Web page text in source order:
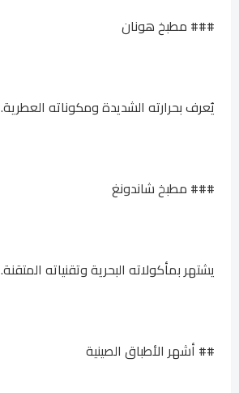
### مطبخ هونان
يُعرف بحرارته الشديدة ومكوناته العطرية.
### مطبخ شاندونغ
يشتهر بمأكولاته البحرية وتقنياته المتقنة.
## أشهر الأطباق الصينية